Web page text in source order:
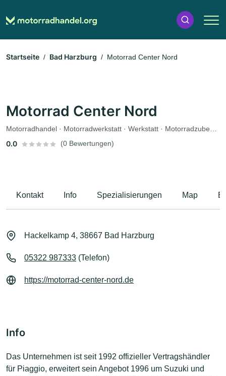
Startseite Bad Harzburg Motorrad Center Nord
Motorrad Center Nord
Motorradhandel · Motorradwerkstatt · Werkstatt · Motorradzubehör · Ersatzteile · Motorradservice · Bekleidungsgeschäft · Gutachter
0.0 (0 Bewertungen)
Kontakt Info Spezialisierungen Map
Hackelkamp 4, 38667 Bad Harzburg
05322 987333 (Telefon)
https://motorrad-center-nord.de
Info
Das Unternehmen ist seit 1992 offizieller Vertragshändler
für Piaggio, erweitert sein Angebot 1996 um Suzuki und